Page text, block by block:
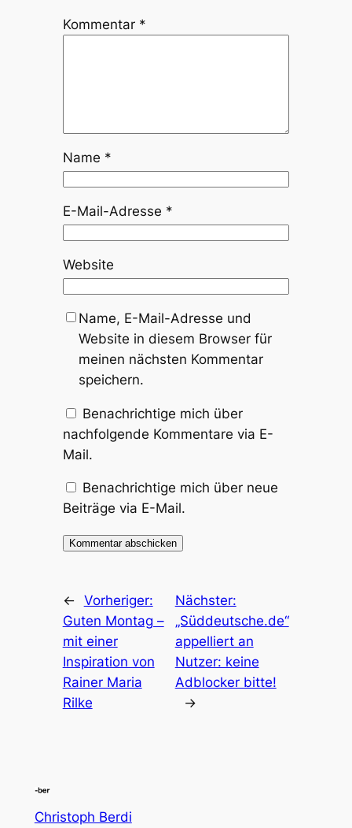
Kommentar *
Name *
E-Mail-Adresse *
Website
Name, E-Mail-Adresse und
Website in diesem Browser für
meinen nächsten Kommentar
speichern.
Benachrichtige mich über
nachfolgende Kommentare via E-
Mail.
Benachrichtige mich über neue
Beiträge via E-Mail.
← Vorheriger:
Guten Montag –
mit einer
Inspiration von
Rainer Maria
Rilke
Nächster:
„Süddeutsche.de“
appelliert an
Nutzer: keine
Adblocker bitte!
→
Christoph Berdi